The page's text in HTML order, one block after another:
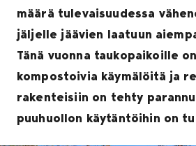
määrä tulevaisuudessa
jäljelle jäävien laatuun
Tänä vuonna taukopaikoille
kompostoivia käymälöitä ja
rakenteisiin on tehty
puuhuollon käytäntöihin on